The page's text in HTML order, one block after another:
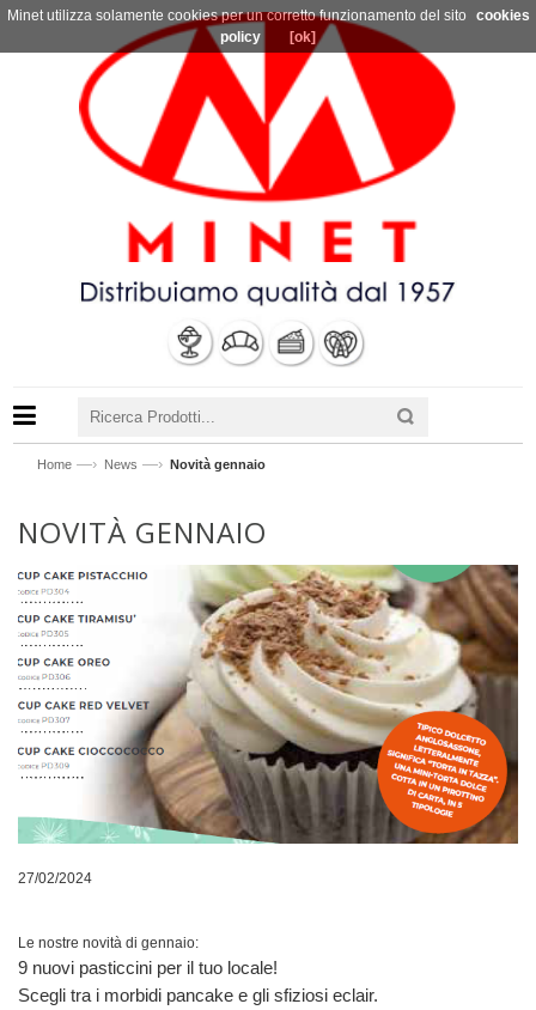
Home —› News —› Novità gennaio
NOVITÀ GENNAIO
27/02/2024
Le nostre novità di gennaio:
9 nuovi pasticcini per il tuo locale!
Scegli tra i morbidi pancake e gli sfiziosi eclair.
Minet utilizza solamente cookies per un corretto funzionamento del sito
cookies
policy
[ok]